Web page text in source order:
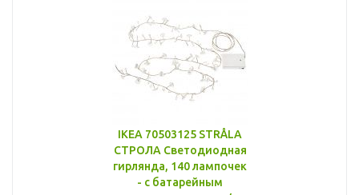
IKEA 70503125 STRÅLA
СТРОЛА Светодиодная
гирлянда, 140 лампочек
- с батарейным